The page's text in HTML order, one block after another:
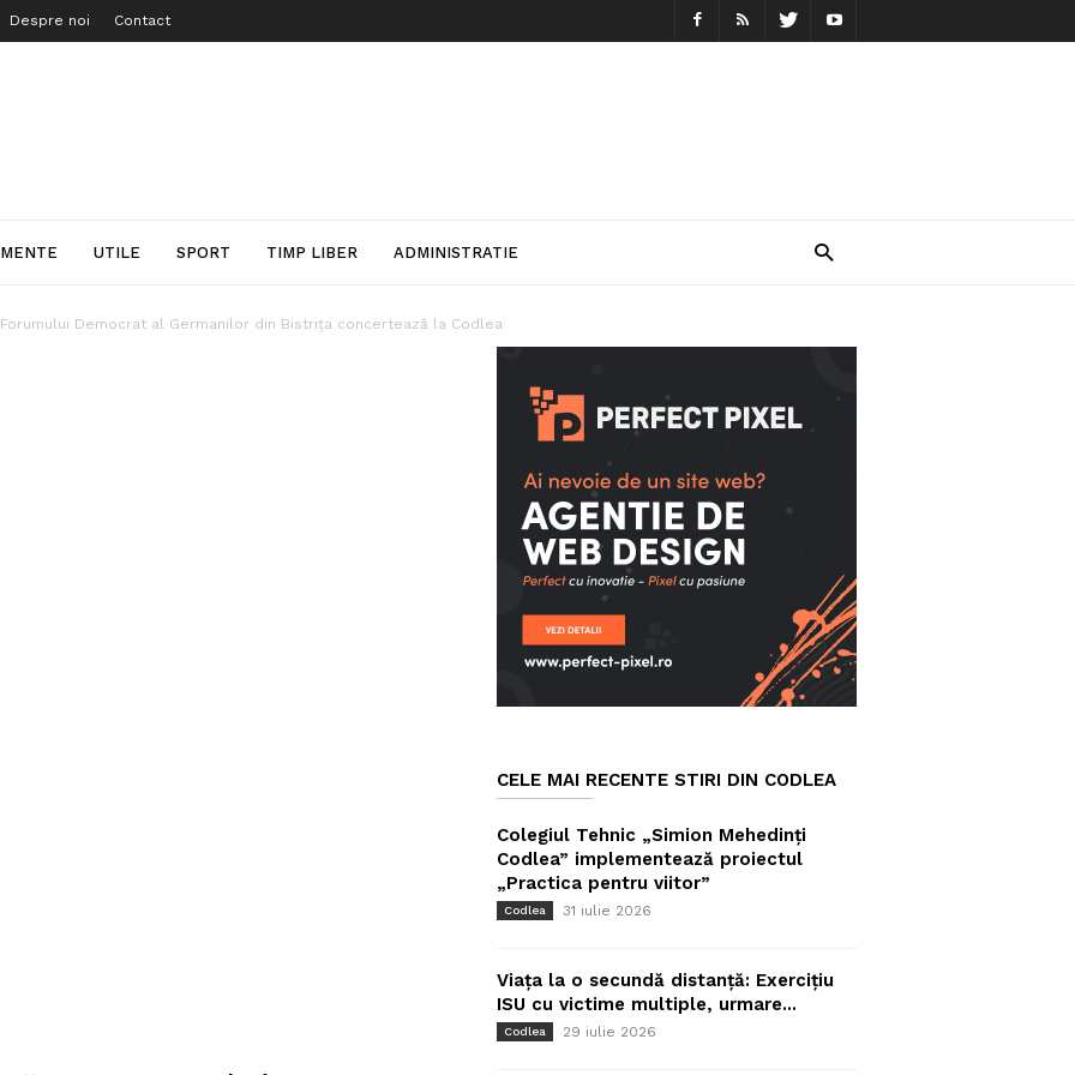
Despre noi Contact
UTILE SPORT TIMP LIBER ADMINISTRATIE
Forumului Democrat al Germanilor din Bistrița concertează la Codlea
CELE MAI RECENTE STIRI DIN CODLEA
Colegiul Tehnic „Simion Mehedinți
Codlea” implementează proiectul
„Practica pentru viitor”
Codlea 31 iulie 2026
Viața la o secundă distanță: Exercițiu
ISU cu victime multiple, urmare...
Codlea 29 iulie 2026